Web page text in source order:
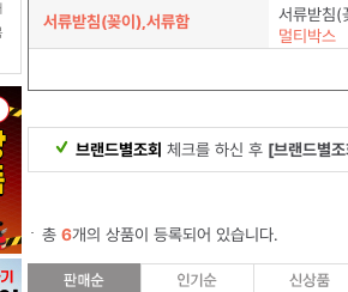
서류받침(꽂이),서류함 서류받침(
멀티박스
브랜드별조회 체크를 하신 후 [브랜드별
총 6개의 상품이 등록되어 있습니다.